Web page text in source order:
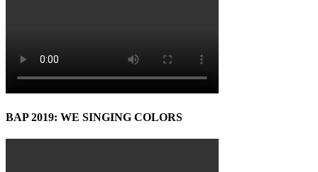
BAP 2019: WE SINGING COLORS